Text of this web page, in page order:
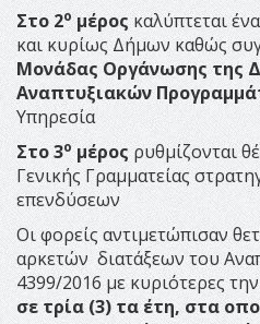
Στο 2ομέροςκαλύπτεται
και κυρίως Δήμων καθώς
Μονάδας Οργάνωσης της
Αναπτυξιακών
Υπηρεσία
Στο 3ο μέρος ρυθμίζονται
Γενικής Γραμματείας
επενδύσεων
Οι φορείς αντιμετώπισαν
αρκετών διατάξεων του
4399/2016 με κυριότερες την
σε τρία (3) τα έτη, στα